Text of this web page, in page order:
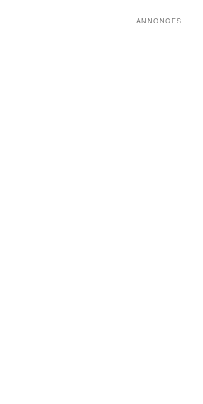
ANNONCES